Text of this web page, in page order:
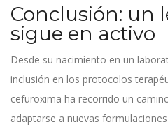
Conclusión: un
sigue en activo
Desde su nacimiento en un
inclusión en los protocolos
cefuroxima ha recorrido un
adaptarse a nuevas